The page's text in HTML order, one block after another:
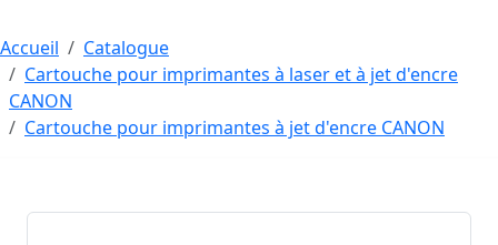
Accueil
Catalogue
Cartouche pour imprimantes à laser et à jet d'encre
CANON
Cartouche pour imprimantes à jet d'encre CANON